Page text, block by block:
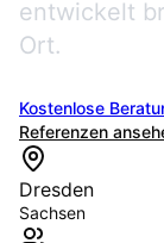
entwickelt
Ort.
Kostenlose
Referenzen
Dresden
Sachsen